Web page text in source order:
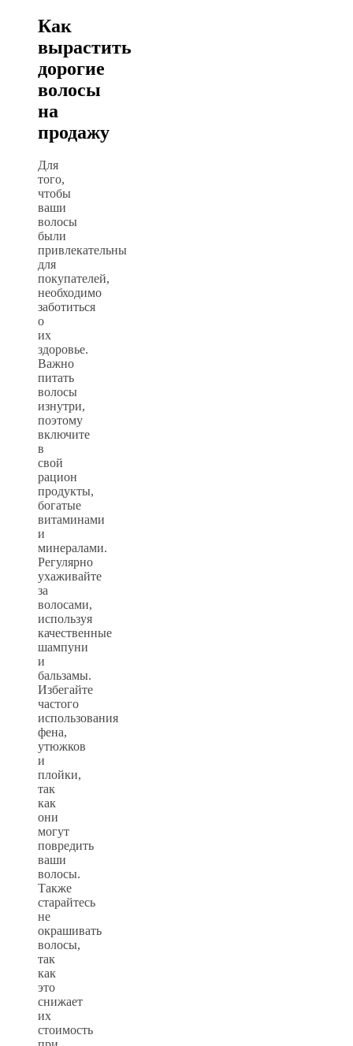
Как
вырастить
дорогие
волосы
на
продажу
Для
того,
чтобы
ваши
волосы
были
привлекательны
для
покупателей,
необходимо
заботиться
о
их
здоровье.
Важно
питать
волосы
изнутри,
поэтому
включите
в
свой
рацион
продукты,
богатые
витаминами
и
минералами.
Регулярно
ухаживайте
за
волосами,
используя
качественные
шампуни
и
бальзамы.
Избегайте
частого
использования
фена,
утюжков
и
плойки,
так
как
они
могут
повредить
ваши
волосы.
Также
старайтесь
не
окрашивать
волосы,
так
как
это
снижает
их
стоимость